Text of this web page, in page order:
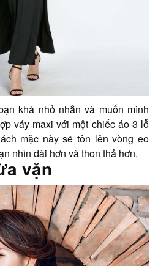
khá nhỏ nhắn và muốn mình
váy maxi với một chiếc áo 3 lỗ
mặc này sẽ tôn lên vòng eo
nhìn dài hơn và thon thả hơn.
vặn